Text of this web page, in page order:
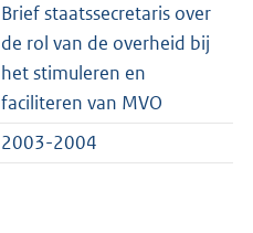
Brief staatssecretaris over
de rol van de overheid bij
het stimuleren en
faciliteren van MVO
2003-2004